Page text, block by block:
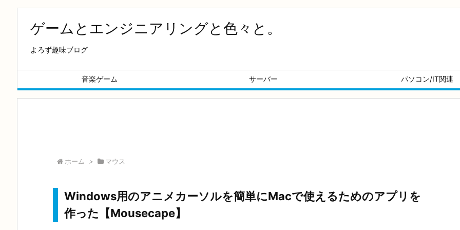
ゲームとエンジニアリングと色々と。
よろず趣味ブログ
音楽ゲーム サーバー パソコン/IT関連
ホーム > マウス
Windows用のアニメカーソルを簡単にMacで使えるためのアプリを
作った【Mousecape】